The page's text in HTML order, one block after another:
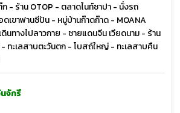
- ร้าน OTOP - ตลาดไนท์ซาปา - นั่งรถ
ดเขาฟานซีปัน - หมู่บ้านก๊าดก๊าด - MOANA
นทางไปลาวกาย - ชายแดนจีน เวียดนาม - ร้าน
- ทะเลสาบตะวันตก - โบสถ์ใหญ่ - ทะเลสาบคืน
จักรี